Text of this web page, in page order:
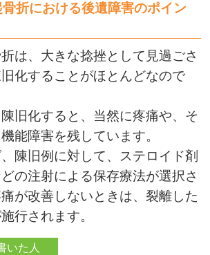
折における後遺障害のポイン
は、大きな捻挫として見過ごさ
化することがほとんどなので
旧化すると、当然に疼痛や、そ
能障害を残しています。
陳旧例に対して、ステロイド剤
の注射による保存療法が選択さ
が改善しないときは、裂離した
行されます。
いた人